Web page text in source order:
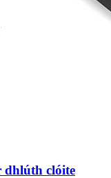
dhlúth clóite